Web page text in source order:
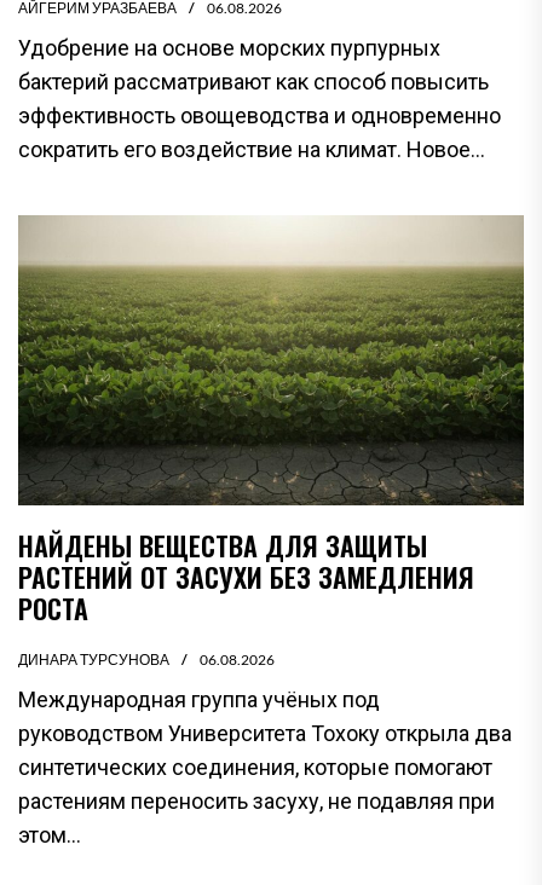
АЙГЕРИМ УРАЗБАЕВА 06.08.2026
Удобрение на основе морских пурпурных
бактерий рассматривают как способ повысить
эффективность овощеводства и одновременно
сократить его воздействие на климат. Новое...
НАЙДЕНЫ ВЕЩЕСТВА ДЛЯ ЗАЩИТЫ
РАСТЕНИЙ ОТ ЗАСУХИ БЕЗ ЗАМЕДЛЕНИЯ
РОСТА
ДИНАРА ТУРСУНОВА 06.08.2026
Международная группа учёных под
руководством Университета Тохоку открыла два
синтетических соединения, которые помогают
растениям переносить засуху, не подавляя при
этом...